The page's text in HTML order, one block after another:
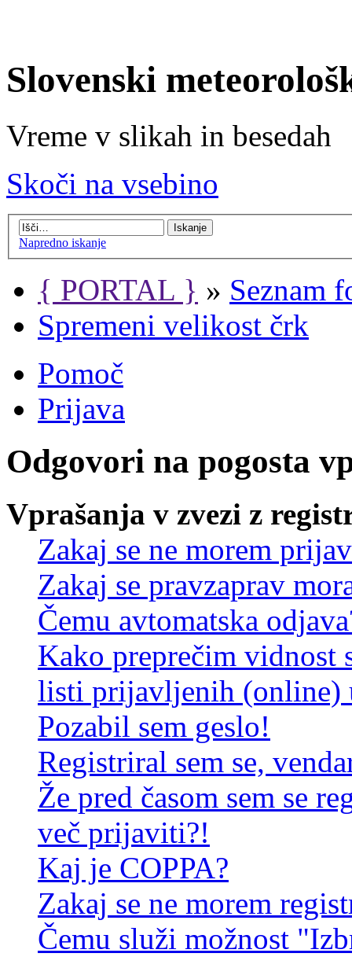
Slovenski
Vreme v slikah in besedah
Skoči na vsebino
Napredno iskanje
{ PORTAL } » Seznam
Spremeni velikost črk
Pomoč
Prijava
Odgovori na pogosta
Vprašanja v zvezi z
Zakaj se ne morem
Zakaj se pravzaprav
Čemu avtomatska
Kako preprečim vidnost
listi prijavljenih (online)
Pozabil sem geslo!
Registriral sem se,
Že pred časom sem se
več prijaviti?!
Kaj je COPPA?
Zakaj se ne morem
Čemu služi možnost